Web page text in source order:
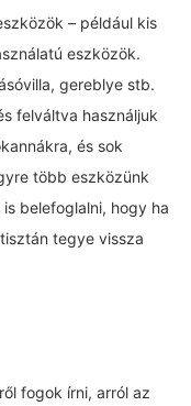
– például kis
eszközök.
gereblye stb.
felváltva használjuk
és sok
több eszközünk
belefoglalni, hogy ha
tegye vissza
fogok írni, arról az